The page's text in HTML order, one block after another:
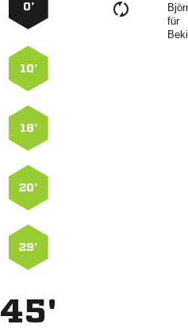
0’
für
10’
18’
20’
29’
45'